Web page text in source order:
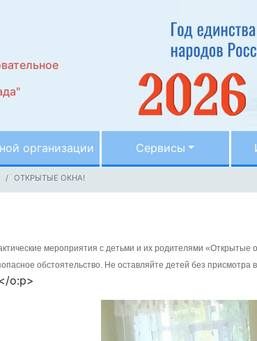
организации Сервисы
ОТКРЫТЫЕ ОКНА!
мероприятия с детьми и их родителями «Открытые
обстоятельство. Не оставляйте детей без присмотра
o:p>